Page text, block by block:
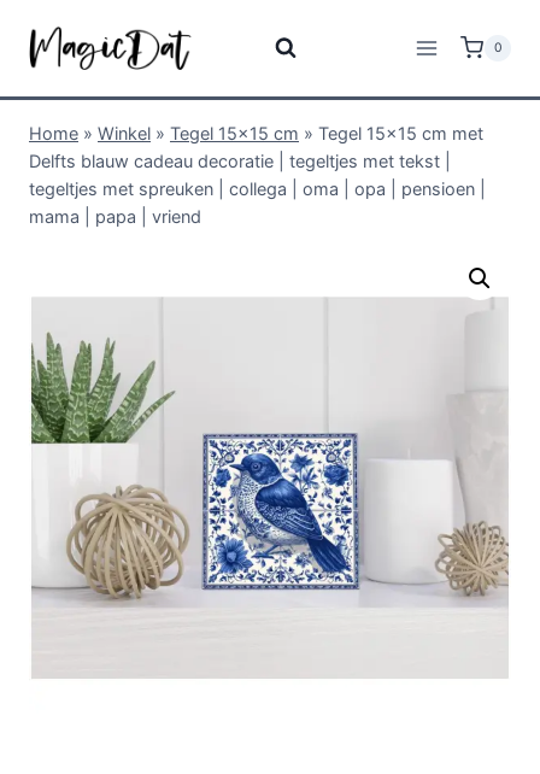
0
Home » Winkel » Tegel 15x15 cm » Tegel 15×15 cm met
Delfts blauw cadeau decoratie | tegeltjes met tekst |
tegeltjes met spreuken | collega | oma | opa | pensioen |
mama | papa | vriend